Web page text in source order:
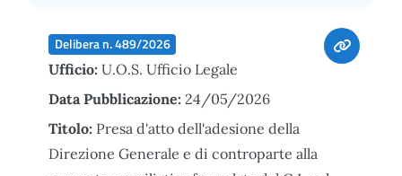
Delibera n. 489/2026
Ufficio: U.O.S. Ufficio Legale
Data Pubblicazione: 24/05/2026
Titolo: Presa d'atto dell'adesione della
Direzione Generale e di controparte alla